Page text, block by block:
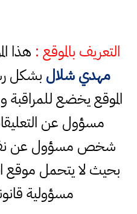
التعريف بالموقع : هذا
مهدي شلال بشكل
الموقع يخضع للمراقبة
مسؤول عن
شخص مسؤول عن
بحيث لا يتحمل موقع
مسؤولية